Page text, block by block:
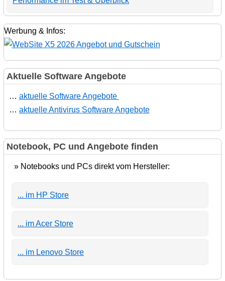
Werbung & Infos:
Aktuelle Software Angebote
… aktuelle Software Angebote
… aktuelle Antivirus Software Angebote
Notebook, PC und Angebote finden
» Notebooks und PCs direkt vom Hersteller:
... im HP Store
... im Acer Store
... im Lenovo Store